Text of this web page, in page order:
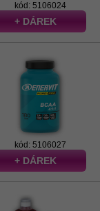
kód: 5106024
+ DÁREK
kód: 5106027
+ DÁREK